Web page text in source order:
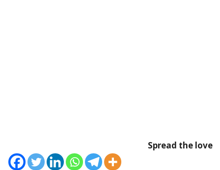
Spread the love